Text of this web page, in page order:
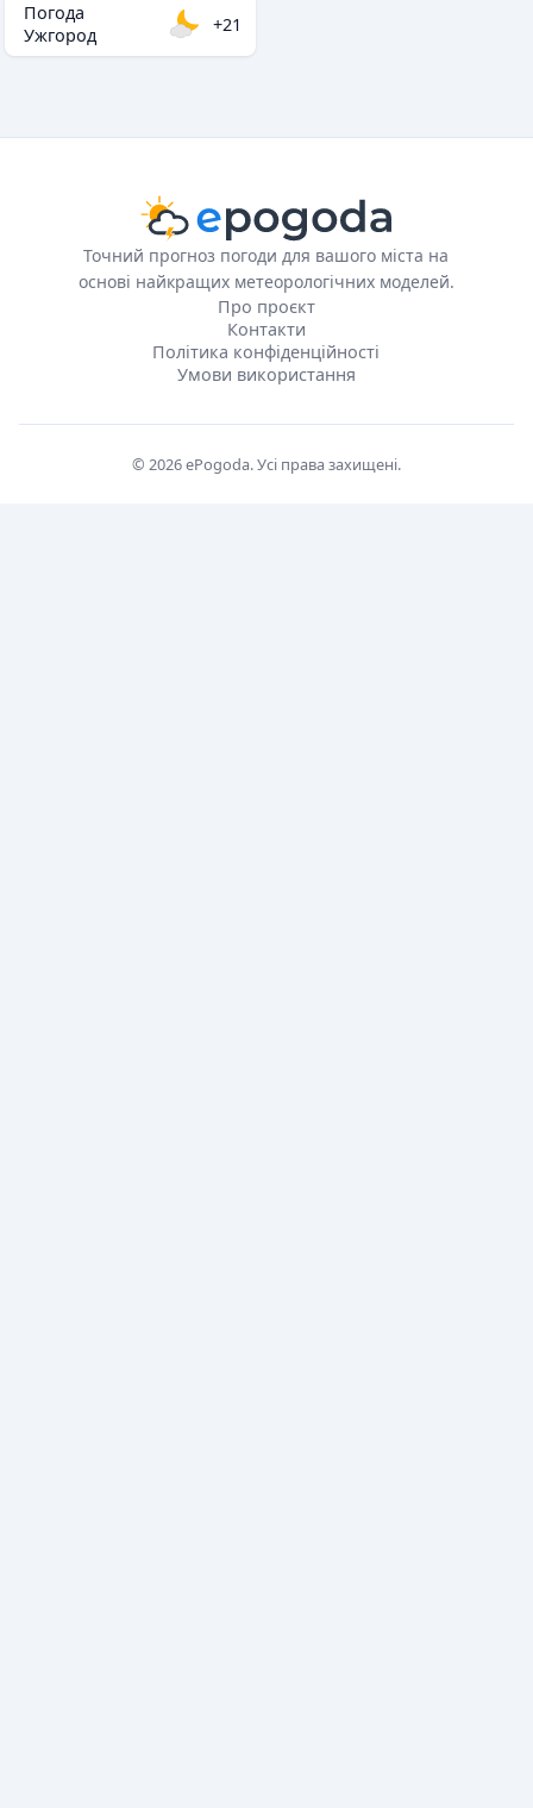
Погода
Ужгород
+21
Точний прогноз погоди для вашого міста на
основі найкращих метеорологічних моделей.
Про проєкт
Контакти
Політика конфіденційності
Умови використання
© 2026 ePogoda. Усі права захищені.